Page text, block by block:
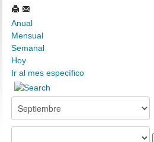
Anual
Mensual
Semanal
Hoy
Ir al mes específico